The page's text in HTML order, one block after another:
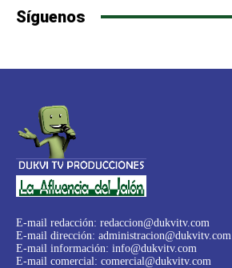
Síguenos
E-mail redacción: redaccion@dukvitv.com
E-mail dirección: administracion@dukvitv.com
E-mail información: info@dukvitv.com
E-mail comercial: comercial@dukvitv.com